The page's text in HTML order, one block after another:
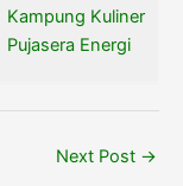
Kampung Kuliner
Pujasera Energi
Next Post →